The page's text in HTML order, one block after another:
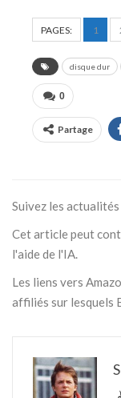
PAGES: 1
disque dur
0
Partage
Suivez les
Cet article peut
l'aide de l'IA.
Les liens vers
affiliés sur lesquels